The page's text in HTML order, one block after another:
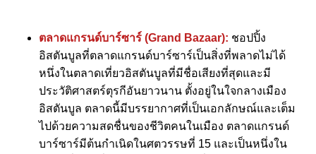
ตลาดแกรนด์บาร์ซาร์ (Grand Bazaar): ชอปปิ้ง
อิสตันบูลที่ตลาดแกรนด์บาร์ซาร์เป็นสิ่งที่พลาดไม่ได้
หนึ่งในตลาดเที่ยวอิสตันบูลที่มีชื่อเสียงที่สุดและมี
ประวัติศาสตร์ตุรกีอันยาวนาน ตั้งอยู่ในใจกลางเมือง
อิสตันบูล ตลาดนี้มีบรรยากาศที่เป็นเอกลักษณ์และเต็ม
ไปด้วยความสดชื่นของชีวิตคนในเมือง ตลาดแกรนด์
บาร์ซาร์มีต้นกำเนิดในศตวรรษที่ 15 และเป็นหนึ่งใน